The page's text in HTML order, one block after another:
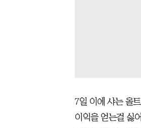
7일 이에 샤는 올
이익을 얻는걸 싫